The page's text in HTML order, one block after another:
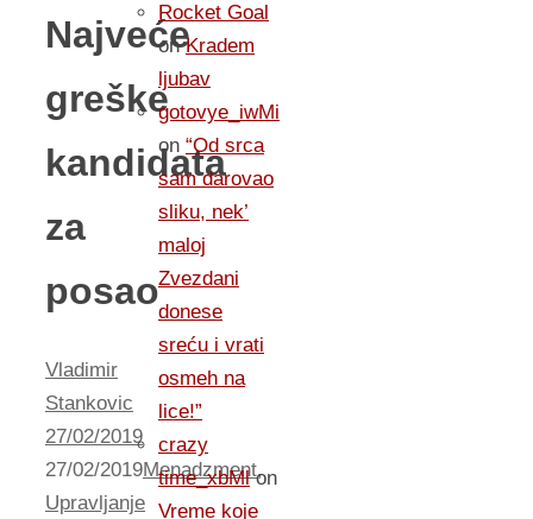
Najveće
greške
kandidata
za
posao
Vladimir
Stankovic
27/02/2019
27/02/2019Menadzment,
Upravljanje
Rocket Goal
onKradem
ljubav
gotovye_iwMi
on “Od srca
sam darovao
sliku, nek’
maloj
Zvezdani
donese
sreću i vrati
osmeh na
lice!”
crazy
time_xbMlon
Vreme koje